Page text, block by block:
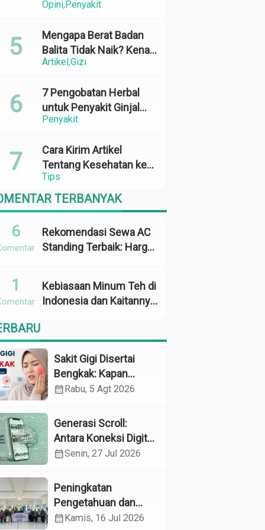
Opini Penyakit
Perubahan Cuaca yang
ArtikelGizi
Mengapa Berat Badan
Balita Tidak Naik? Kenali
Penyebab dan Solusinya
Penyakit
7 Pengobatan Herbal
untuk Penyakit Ginjal
yang Terbukti Efektif
Tips
Cara Kirim Artikel
Tentang Kesehatan ke
Media Online: 100%
TerbitTERBANYAK
Rekomendasi Sewa AC
Standing Terbaik: Harga,
6
Kebiasaan Minum Teh di
Indonesia dan Kaitannya
Anemia
1
Sakit Gigi Disertai
Bengkak: Kapan
Harus Khawatir dan
Dilakukan?
calendar_monthRabu, 5 Agt 2026
Generasi Scroll:
Antara Koneksi Digital
dan Kerapuhan
calendar_monthSenin, 27 Jul 2026
Peningkatan
Pengetahuan dan
Perilaku Pemeliharaan
calendar_monthKamis, 16 Jul 2026